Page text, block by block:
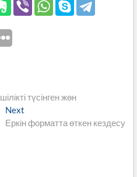
түсінген жөн
Next
post:
Еркін форматта өткен кездесу